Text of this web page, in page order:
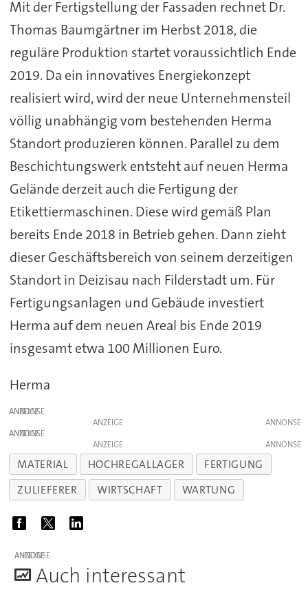
Mit der Fertigstellung der Fassaden rechnet Dr.
Thomas Baumgärtner im Herbst 2018, die
reguläre Produktion startet voraussichtlich Ende
2019. Da ein innovatives Energiekonzept
realisiert wird, wird der neue Unternehmensteil
völlig unabhängig vom bestehenden Herma
Standort produzieren können. Parallel zu dem
Beschichtungswerk entsteht auf neuen Herma
Gelände derzeit auch die Fertigung der
Etikettiermaschinen. Diese wird gemäß Plan
bereits Ende 2018 in Betrieb gehen. Dann zieht
dieser Geschäftsbereich von seinem derzeitigen
Standort in Deizisau nach Filderstadt um. Für
Fertigungsanlagen und Gebäude investiert
Herma auf dem neuen Areal bis Ende 2019
insgesamt etwa 100 Millionen Euro.
Herma
ANZEIGE
ANZEIGE
ANZEIGE
ANZEIGE
MATERIAL HOCHREGALLAGER
FERTIGUNG
ZULIEFERER
WIRTSCHAFT WARTUNG
ANZEIGE
Auch interessant